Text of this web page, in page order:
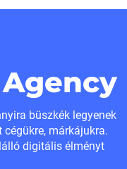
büszkék legyenek
márkájukra.
digitális élményt